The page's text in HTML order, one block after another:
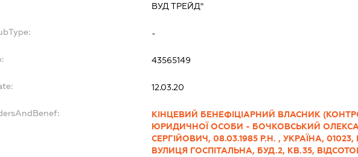
ВУД ТРЕЙД"
-
43565149
12.03.20
КІНЦЕВИЙ БЕНЕФІЦІАРНИЙ ВЛАСНИК
ЮРИДИЧНОЇ ОСОБИ - БОЧКОВСЬКИЙ
СЕРГІЙОВИЧ, 08.03.1985 Р.Н. , УКРАЇНА, 01023,
ВУЛИЦЯ ГОСПІТАЛЬНА, БУД.2, КВ.35,